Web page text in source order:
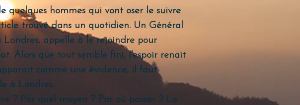
quelques hommes qui vont oser le suivre
trouvé dans un quotidien. Un Général
Londres, appelle à le rejoindre pour
Alors que tout semble fini, l’espoir renait
comme une évidence, il faut
à Londres.
? Par quel moyen ? Par où passer ? Le